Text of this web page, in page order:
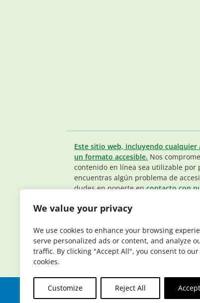
We value your privacy
We use cookies to enhance your browsing
serve personalized ads or content, and analyze
traffic. By clicking "Accept All", you consent to
cookies.
Customize Reject All
Este sitio web, incluyendo
un formato accesible. Nos
contenido en línea sea utilizable por
encuentras algún problema de
dudes en ponerte encontacto con
© 2026 Elderplan. Todos los
que tiene contratos con Medicare y
depende de la renovación del